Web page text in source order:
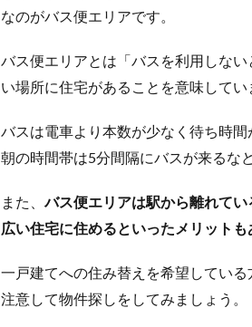
なのがバス便エリアです。
バス便エリアとは「バスを利用しな
い場所に住宅があることを意味してい
バスは電車より本数が少なく待ち時
朝の時間帯は5分間隔にバスが来るな
また、 バス便エリアは駅から離れて
広い住宅に住めるといったメリットも
一戸建てへの住み替えを希望してい
注意して物件探しをしてみましょう。